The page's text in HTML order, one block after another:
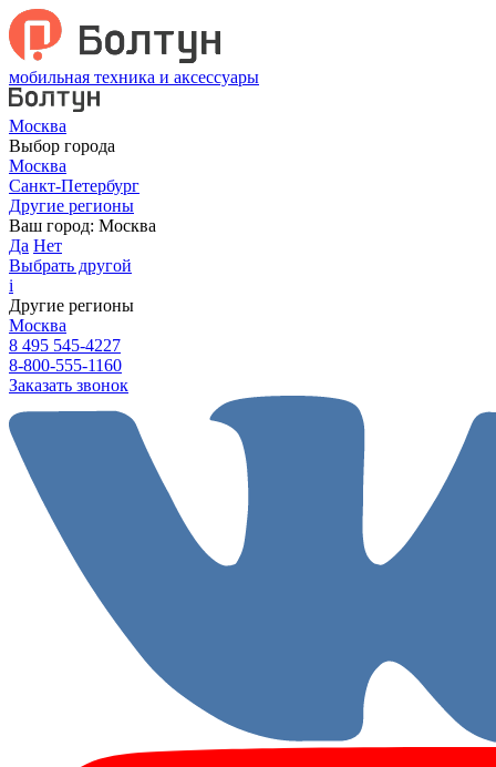
мобильная техника и аксессуары
Москва
Выбор города
Москва
Санкт-Петербург
Другие регионы
Ваш город: Москва
Да Нет
Выбрать другой
i
Другие регионы
Москва
8 495 545-4227
8-800-555-1160
Заказать звонок